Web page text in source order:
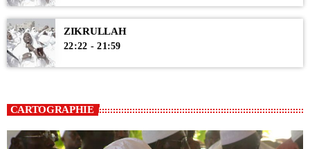
ZIKRULLAH
22:22 - 21:59
CARTOGRAPHIE